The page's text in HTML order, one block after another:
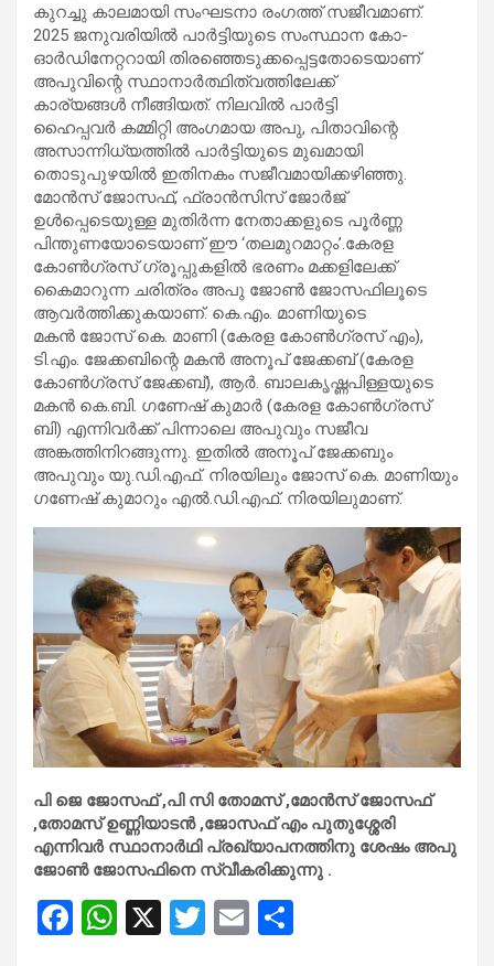
കുറച്ചു കാലമായി സംഘടനാ രംഗത്ത് സജീവമാണ്.
2025 ജനുവരിയില്‍ പാര്‍ട്ടിയുടെ സംസ്ഥാന കോ-
ഓര്‍ഡിനേറ്ററായി തിരഞ്ഞെടുക്കപ്പെട്ടതോടെയാണ്
അപുവിന്റെ സ്ഥാനാര്‍ത്ഥിത്വത്തിലേക്ക്
കാര്യങ്ങള്‍ നീങ്ങിയത്. നിലവില്‍ പാര്‍ട്ടി
ഹൈപ്പവര്‍ കമ്മിറ്റി അംഗമായ അപു, പിതാവിന്റെ
അസാന്നിധ്യത്തില്‍ പാര്‍ട്ടിയുടെ മുഖമായി
തൊടുപുഴയില്‍ ഇതിനകം സജീവമായിക്കഴിഞ്ഞു.
മോന്‍സ് ജോസഫ്, ഫ്രാന്‍സിസ് ജോര്‍ജ്
ഉള്‍പ്പെടെയുള്ള മുതിര്‍ന്ന നേതാക്കളുടെ പൂര്‍ണ്ണ
പിന്തുണയോടെയാണ് ഈ ‘തലമുറമാറ്റം’.കേരള
കോണ്‍ഗ്രസ് ഗ്രൂപ്പുകളില്‍ ഭരണം മക്കളിലേക്ക്
കൈമാറുന്ന ചരിത്രം അപു ജോണ്‍ ജോസഫിലൂടെ
ആവര്‍ത്തിക്കുകയാണ്. കെ.എം. മാണിയുടെ
മകന്‍ ജോസ് കെ. മാണി (കേരള കോണ്‍ഗ്രസ് എം),
ടി.എം. ജേക്കബിന്റെ മകന്‍ അനൂപ് ജേക്കബ് (കേരള
കോണ്‍ഗ്രസ് ജേക്കബ്), ആര്‍. ബാലകൃഷ്ണപിള്ളയുടെ
മകന്‍ കെ.ബി. ഗണേഷ് കുമാര്‍ (കേരള കോണ്‍ഗ്രസ്
ബി) എന്നിവര്‍ക്ക് പിന്നാലെ അപുവും സജീവ
അങ്കത്തിനിറങ്ങുന്നു. ഇതില്‍ അനൂപ് ജേക്കബും
അപുവും യു.ഡി.എഫ്. നിരയിലും ജോസ് കെ. മാണിയും
ഗണേഷ് കുമാറും എല്‍.ഡി.എഫ്. നിരയിലുമാണ്.
പി ജെ ജോസഫ് ,പി സി തോമസ് ,മോൻസ് ജോസഫ്
,തോമസ് ഉണ്ണിയാടൻ ,ജോസഫ് എം പുതുശ്ശേരി
എന്നിവർ സ്ഥാനാർഥി പ്രഖ്യാപനത്തിനു ശേഷം അപു
ജോൺ ജോസഫിനെ സ്വീകരിക്കുന്നു .
F
W X
T
E